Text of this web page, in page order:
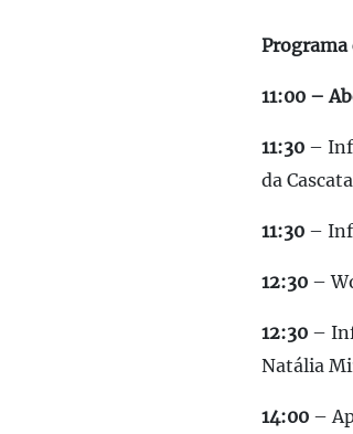
Programa
11:00 –
11:30 –
da
11:30 –
12:30 –
12:30 –
Natália
14:00 –